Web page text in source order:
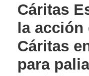
Cáritas
la acción
Cáritas
para